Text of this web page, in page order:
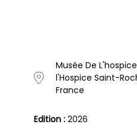
Musée De
l'Hospice Saint-
France
Edition : 2026